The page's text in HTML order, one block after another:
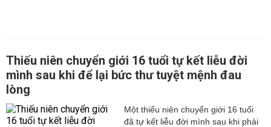
Thiếu niên chuyển giới 16 tuổi tự kết liễu đời
mình sau khi để lại bức thư tuyệt mệnh đau
lòng
Một thiếu niên chuyển giới 16 tuổi
đã tự kết liễu đời mình sau khi phải